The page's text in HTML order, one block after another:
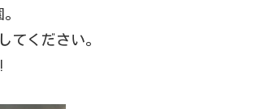
てください。